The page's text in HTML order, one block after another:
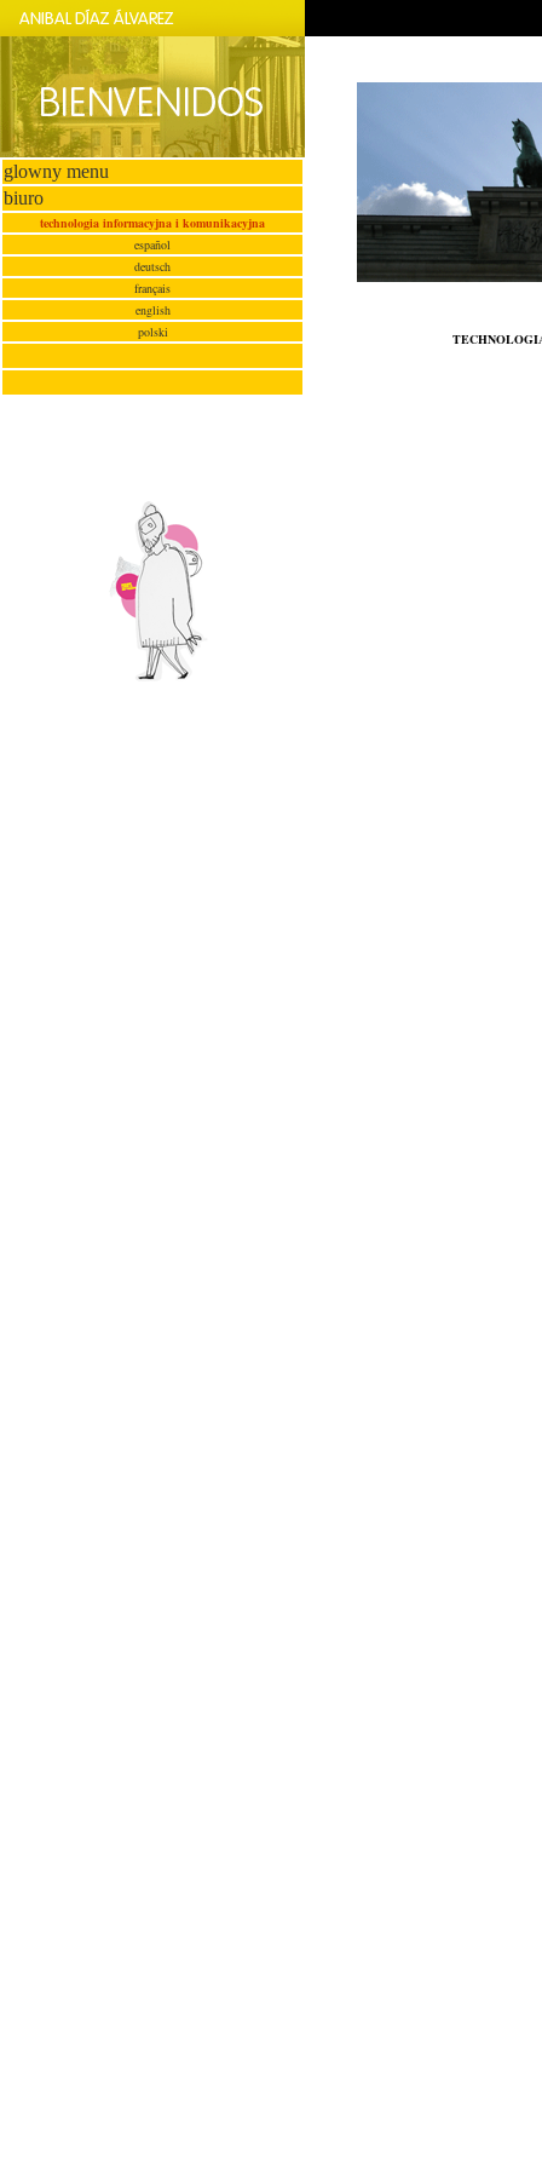
glowny menu
biuro
technologia informacyjna i komunikacyjna
español
deutsch
français
english
polski